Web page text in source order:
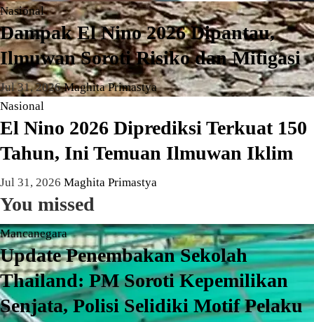
Nasional
Dampak El Nino 2026 Dipantau,
Ilmuwan Soroti Risiko dan Mitigasi
Jul 31, 2026Maghita Primastya
Nasional
El Nino 2026 Diprediksi Terkuat 150
Tahun, Ini Temuan Ilmuwan Iklim
Jul 31, 2026 Maghita Primastya
You missed
Mancanegara
Update Penembakan Sekolah
Thailand: PM Soroti Kepemilikan
Senjata, Polisi Selidiki Motif Pelaku